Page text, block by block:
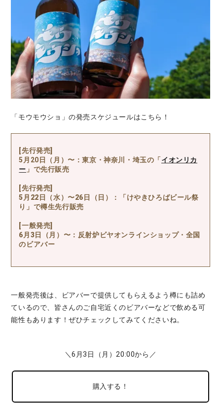
「モウモウショ」の発売スケジュールはこちら！
[先行発売]
5月20日（月）〜：東京・神奈川・埼玉の「 イオンリカ
ー 」で先行販売
[先行発売]
5月22日（水）〜26日（日）：「けやきひろばビール祭
り」 で樽生先行販売
[一般発売]
6月3日（月）〜： 反射炉ビヤオンラインショップ・全国
のビアバー
一般発売後は、ビアバーで提供してもらえるよう樽にも詰め
ているので、皆さんのご自宅近くのビアバーなどで飲める可
能性もあります！ぜひチェックしてみてくださいね。
＼6月3日（月）20:00から／
購入する！